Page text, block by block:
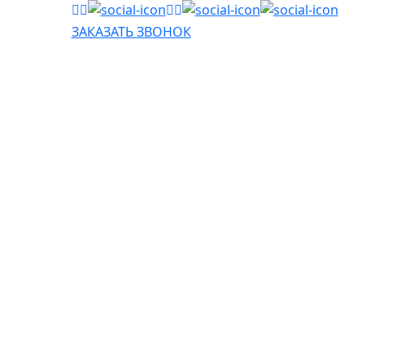
ЗАКАЗАТЬ ЗВОНОК